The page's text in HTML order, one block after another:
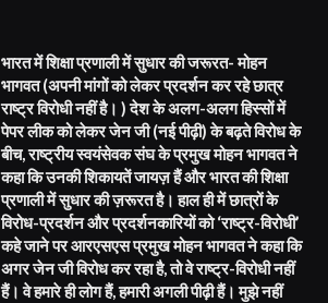
भारत में शिक्षा प्रणाली में सुधार की जरूरत- मोहन
भागवत (अपनी मांगों को लेकर प्रदर्शन कर रहे छात्र
राष्ट्र विरोधी नहीं है। ) देश के अलग-अलग हिस्सों में
पेपर लीक को लेकर जेन जी (नई पीढ़ी) के बढ़ते विरोध के
बीच, राष्ट्रीय स्वयंसेवक संघ के प्रमुख मोहन भागवत ने
कहा कि उनकी शिकायतें जायज़ हैं और भारत की शिक्षा
प्रणाली में सुधार की ज़रूरत है। हाल ही में छात्रों के
विरोध-प्रदर्शन और प्रदर्शनकारियों को ‘राष्ट्र-विरोधी’
कहे जाने पर आरएसएस प्रमुख मोहन भागवत ने कहा कि
अगर जेन जी विरोध कर रहा है, तो वे राष्ट्र-विरोधी नहीं
हैं। वे हमारे ही लोग हैं, हमारी अगली पीढ़ी हैं। मुझे नहीं